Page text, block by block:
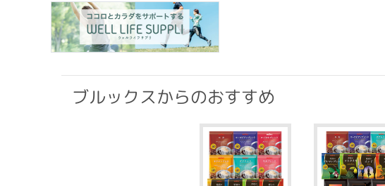
ブルックスからのおすすめ